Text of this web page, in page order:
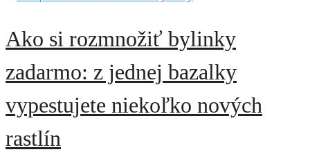
Ako si rozmnožiť bylinky
zadarmo: z jednej bazalky
vypestujete niekoľko nových
rastlín